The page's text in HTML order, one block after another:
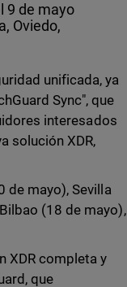
9 de mayo
Oviedo,
unificada, ya
Sync", que
interesados
solución XDR,
de mayo), Sevilla
(18 de mayo),
XDR completa y
que